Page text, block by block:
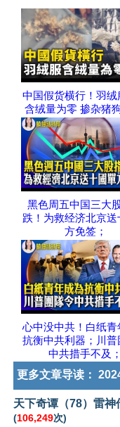
中国假货横行！羽绒
含绒量为零 掺杂猪
黑色周五中国三大
跌！为救经济北京送
方免签；
心中没中共！白纸青
抗衡中共利器；川普
中共措手不及；
更多文章导读：
天下奇谭（78）雷
(106,249次)